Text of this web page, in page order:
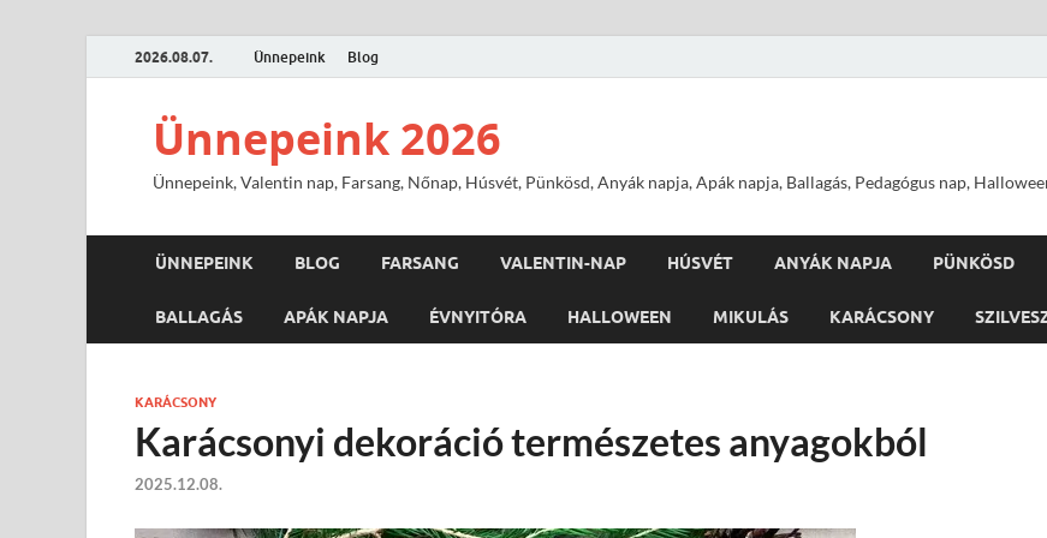
2026.08.07. Ünnepeink Blog
Ünnepeink 2026
Ünnepeink, Valentin nap, Farsang, Nőnap, Húsvét, Pünkösd, Anyák napja, Apák napja, Ballagás, Pedagógus nap,
ÜNNEPEINK BLOG FARSANG VALENTIN-NAP HÚSVÉT ANYÁK NAPJA PÜNKÖSD
BALLAGÁS APÁK NAPJA ÉVNYITÓRA HALLOWEEN MIKULÁS KARÁCSONY
KARÁCSONY
Karácsonyi dekoráció természetes anyagokból
2025.12.08.